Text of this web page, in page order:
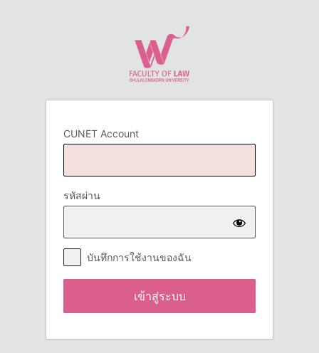
CUNET Account
รหัสผ่าน
บันทึกการใช้งานของฉัน